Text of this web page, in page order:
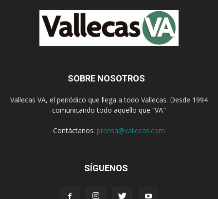
SOBRE NOSOTROS
Vallecas VA, el periódico que llega a todo Vallecas. Desde 1994
comunicando todo aquello que “VA"
Contáctanos: prensa@vallecas.com
SÍGUENOS